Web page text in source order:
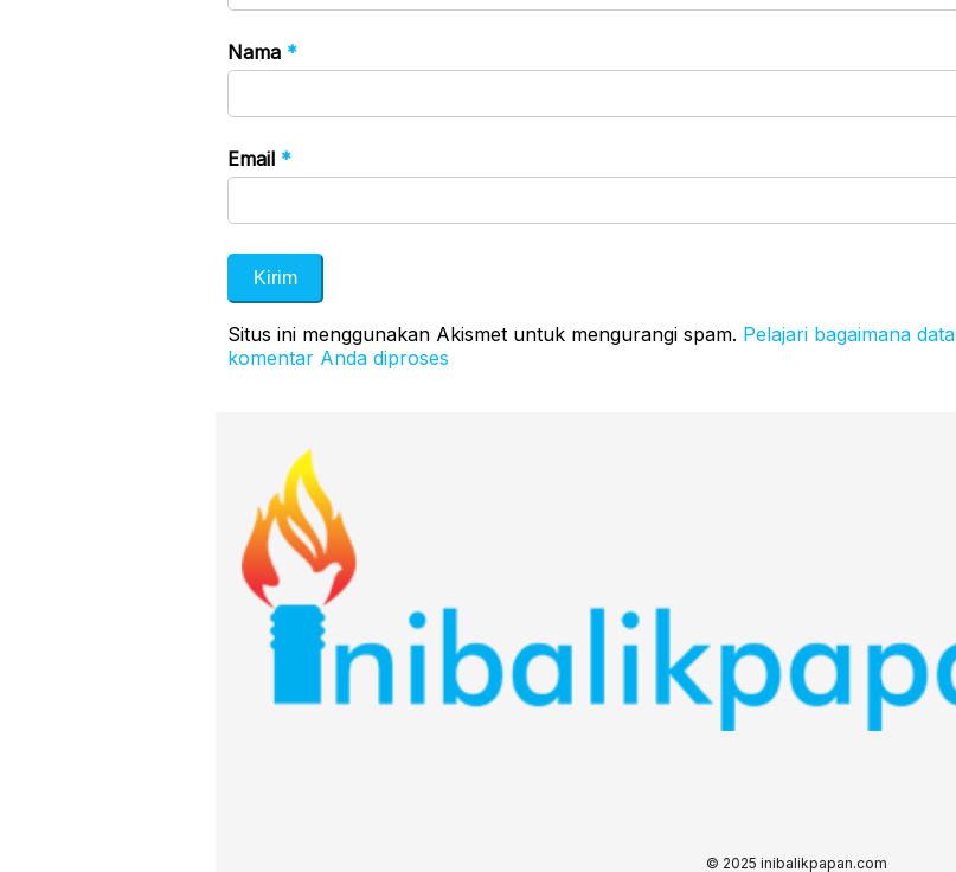
Nama *
Email *
Situs ini menggunakan Akismet untuk mengurangi spam. Pelajari bagaimana data
komentar Anda diproses
© 2025 inibalikpapan.com